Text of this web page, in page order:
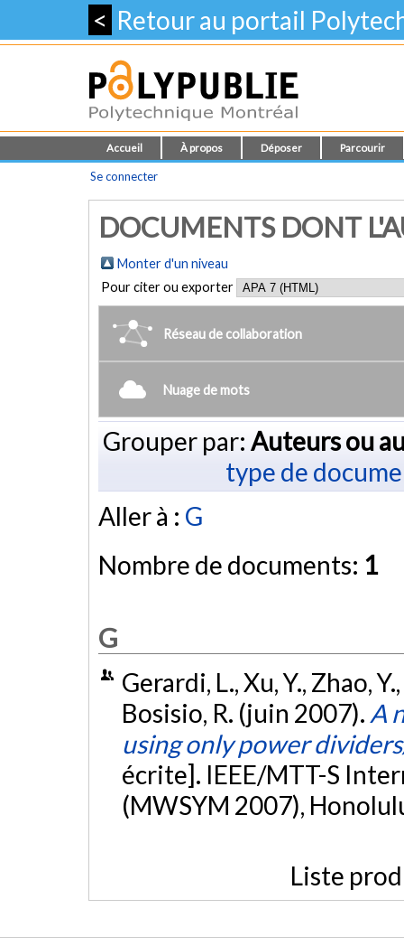
< Retour au portail
Accueil À propos Déposer Parcourir
Se connecter
DOCUMENTS DONT
Monter d'un niveau
Pour citer ou exporter
Réseau de collaboration
Nuage de mots
Grouper par: Auteurs ou
type de
Aller à : G
Nombre de documents: 1
G
Gerardi, L., Xu, Y., Zhao,
Bosisio, R. (juin 2007). A
using only power
écrite]. IEEE/MTT-S
(MWSYM 2007),
Liste